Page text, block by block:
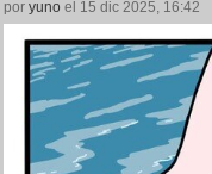
por yuno el 15 dic 2025, 16:42